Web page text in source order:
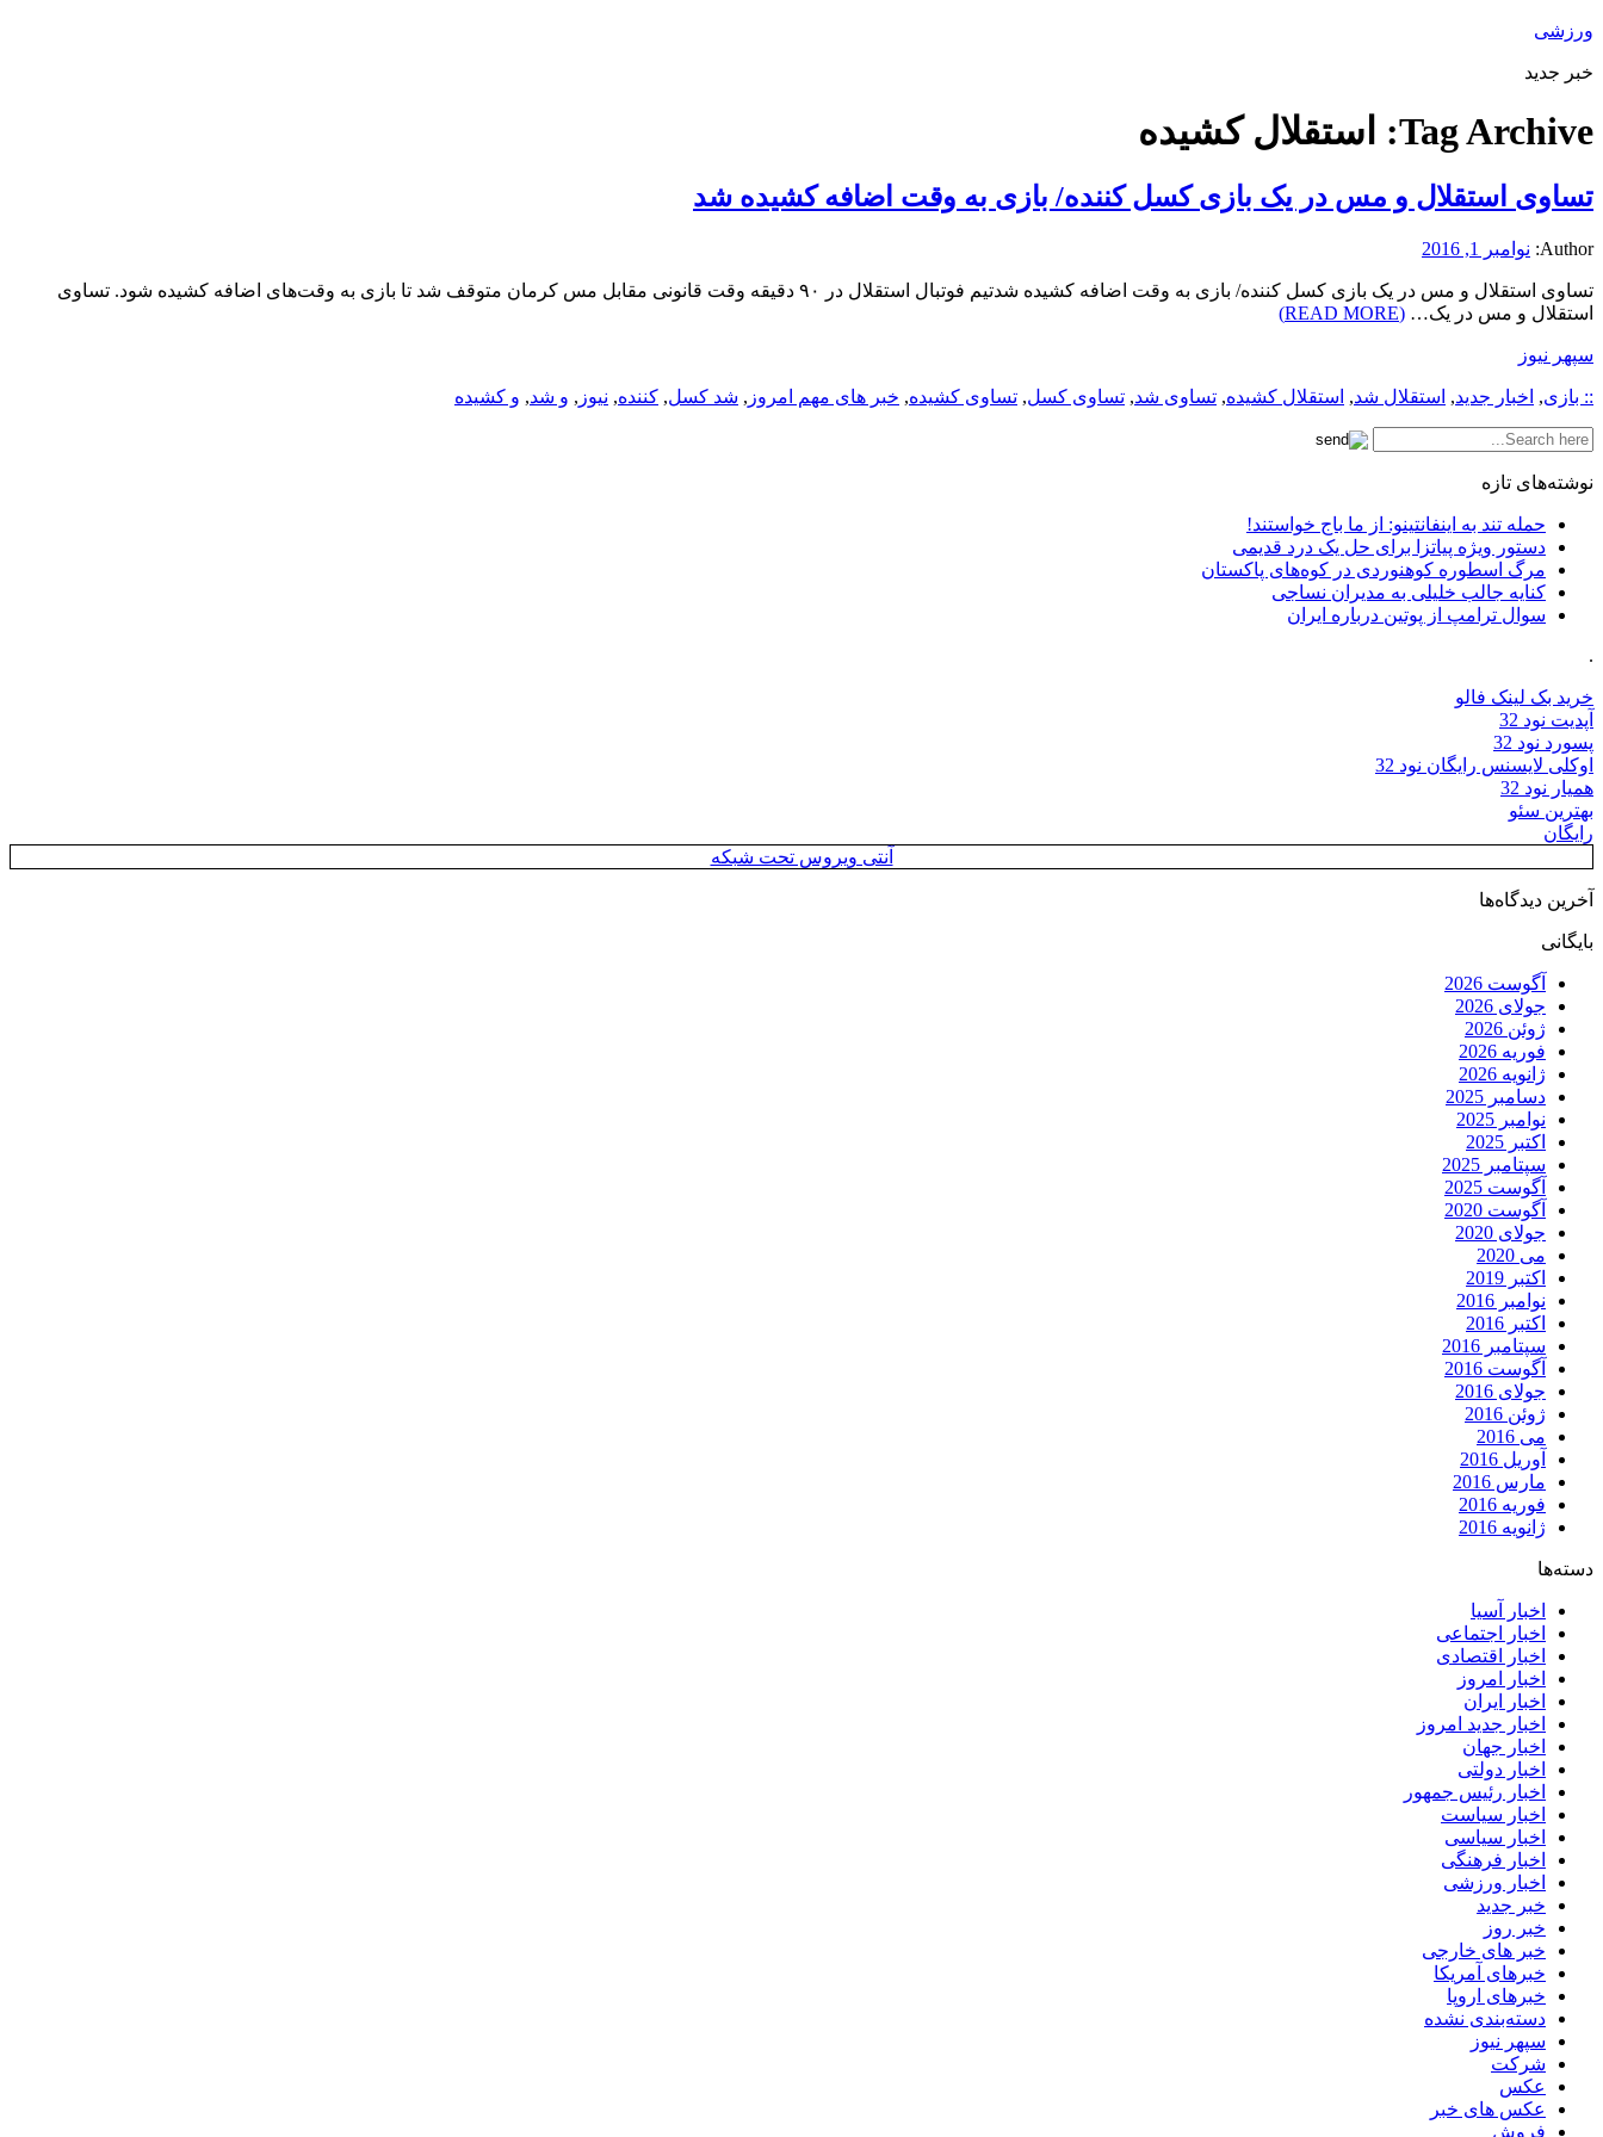
ورزشی
خبر جدید
Tag Archive: استقلال کشیده
تساوی استقلال و مس در یک بازی کسل کننده/ بازی به وقت اضافه کشیده شد
Author: نوامبر 1, 2016
تساوی استقلال و مس در یک بازی کسل کننده/ بازی به وقت اضافه کشیده شدتیم فوتبال استقلال در ۹۰ دقیقه وقت قانونی مقابل مس کرمان متوقف شد تا بازی به وقت‌های اضافه کشیده شود. تساوی
استقلال و مس در یک… (READ MORE)
سپهر نیوز
:: بازی, اخبار جدید, استقلال شد, استقلال کشیده, تساوی شد, تساوی کسل, تساوی کشیده, خبر های مهم امروز , شد کسل, کننده, نیوز , و شد, و کشیده
نوشته‌های تازه
حمله تند به اینفانتینو: از ما باج خواستند!
دستور ویژه پیاتزا برای حل یک درد قدیمی
مرگ اسطوره کوهنوردی در کوه‌های پاکستان
کنایه جالب خلیلی به مدیران نساجی
سوال ترامپ از پوتین درباره ایران
.
خرید بک لینک فالو
آپدیت نود 32
پسورد نود 32
اوکلی لایسنس رایگان نود 32
همیار نود 32
بهترین سئو
رایگان
آنتی ویروس تحت شبکه
آخرین دیدگاه‌ها
بایگانی
آگوست 2026
جولای 2026
ژوئن 2026
فوریه 2026
ژانویه 2026
دسامبر 2025
نوامبر 2025
اکتبر 2025
سپتامبر 2025
آگوست 2025
آگوست 2020
جولای 2020
می 2020
اکتبر 2019
نوامبر 2016
اکتبر 2016
سپتامبر 2016
آگوست 2016
جولای 2016
ژوئن 2016
می 2016
آوریل 2016
مارس 2016
فوریه 2016
ژانویه 2016
دسته‌ها
اخبار آسیا
اخبار اجتماعی
اخبار اقتصادی
اخبار امروز
اخبار ایران
اخبار جدید امروز
اخبار جهان
اخبار دولتی
اخبار رئیس جمهور
اخبار سیاست
اخبار سیاسی
اخبار فرهنگی
اخبار ورزشی
خبر جدید
خبر روز
خبر های خارجی
خبرهای آمریکا
خبرهای اروپا
دسته‌بندی نشده
سپهر نیوز
شرکت
عکس
عکس های خبر
فروش